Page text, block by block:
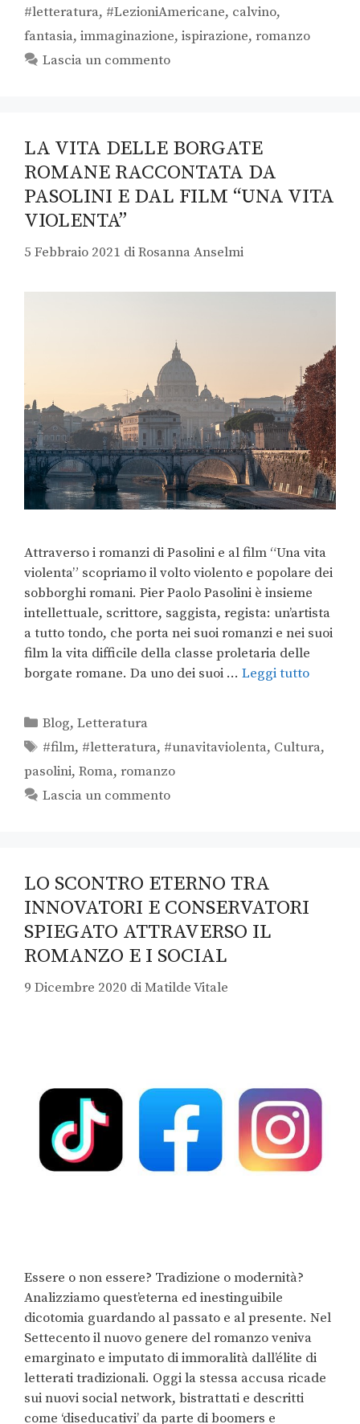
#letteratura, #LezioniAmericane, calvino,
fantasia, immaginazione, ispirazione, romanzo
Lascia un commento
LA VITA DELLE BORGATE
ROMANE RACCONTATA DA
PASOLINI E DAL FILM “UNA VITA
VIOLENTA”
5 Febbraio 2021 diRosanna Anselmi
Attraverso i romanzi di Pasolini e al film “Una vita
violenta” scopriamo il volto violento e popolare dei
sobborghi romani. Pier Paolo Pasolini è insieme
intellettuale, scrittore, saggista, regista: un’artista
a tutto tondo, che porta nei suoi romanzi e nei suoi
film la vita difficile della classe proletaria delle
borgate romane. Da uno dei suoi … Leggi tutto
Blog,Letteratura
#film, #letteratura, #unavitaviolenta, Cultura,
pasolini, Roma, romanzo
Lascia un commento
LO SCONTRO ETERNO TRA
INNOVATORI E CONSERVATORI
SPIEGATO ATTRAVERSO IL
ROMANZO E I SOCIAL
9 Dicembre 2020 diMatilde Vitale
Essere o non essere? Tradizione o modernità?
Analizziamo quest’eterna ed inestinguibile
dicotomia guardando al passato e al presente. Nel
Settecento il nuovo genere del romanzo veniva
emarginato e imputato di immoralità dall’élite di
letterati tradizionali. Oggi la stessa accusa ricade
sui nuovi social network, bistrattati e descritti
come ‘diseducativi’ da parte di boomers e